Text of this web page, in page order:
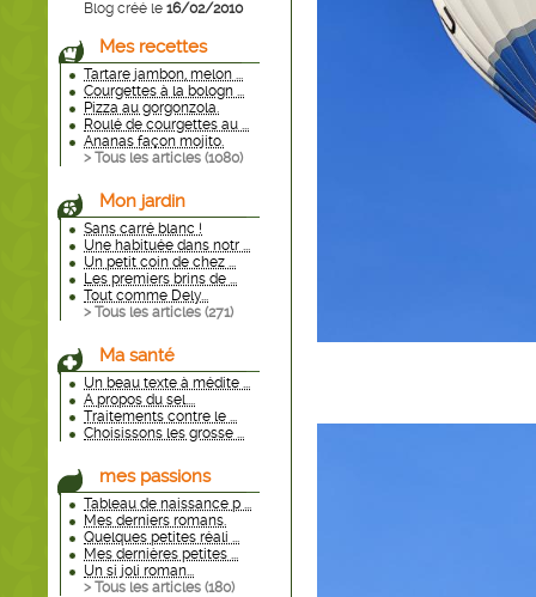
Blog créé le 16/02/2010
Mes recettes
Tartare jambon, melon ...
Courgettes à la bologn ...
Pizza au gorgonzola.
Roulé de courgettes au ...
Ananas façon mojito.
> Tous les articles (1080)
Mon jardin
Sans carré blanc !
Une habituée dans notr ...
Un petit coin de chez ...
Les premiers brins de ...
Tout comme Dely...
> Tous les articles (271)
Ma santé
Un beau texte à médite ...
A propos du sel....
Traitements contre le ...
Choisissons les grosse ...
mes passions
Tableau de naissance p ...
Mes derniers romans.
Quelques petites réali ...
Mes dernières petites ...
Un si joli roman...
> Tous les articles (180)